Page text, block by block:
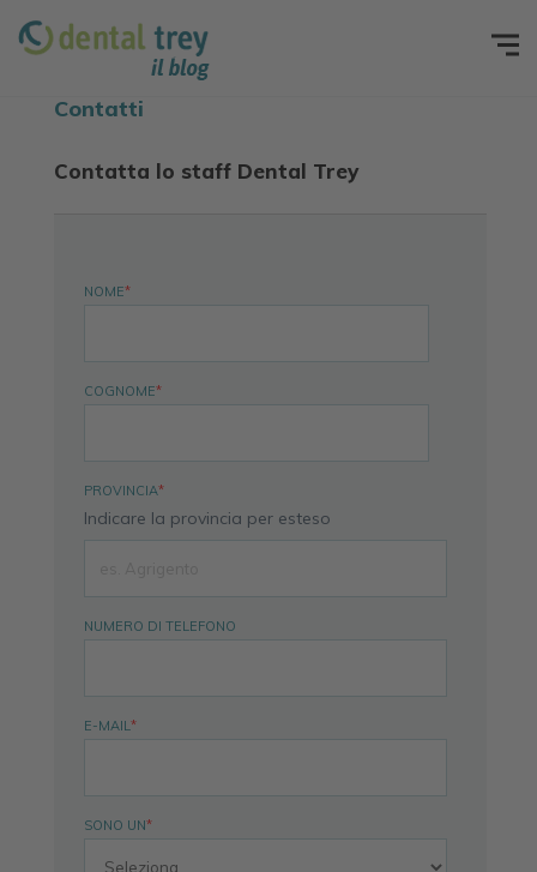
Contatti
Contatta lo staff Dental Trey
NOME*
COGNOME*
PROVINCIA*
Indicare la provincia per esteso
NUMERO DI TELEFONO
E-MAIL*
SONO UN*